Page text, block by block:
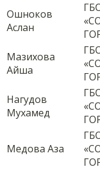
Ошноков
Аслан
Мазихова
Айша
Нагудов
Мухамед
Медова Аза